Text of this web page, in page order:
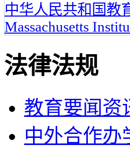
中华人民共和国教
Massachusetts
法律法规
教育要闻资
中外合作办